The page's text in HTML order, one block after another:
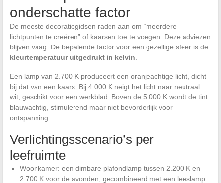
onderschatte factor
De meeste decoratiegidsen raden aan om “meerdere
lichtpunten te creëren” of kaarsen toe te voegen. Deze adviezen
blijven vaag. De bepalende factor voor een gezellige sfeer is de
kleurtemperatuur uitgedrukt in kelvin
Een lamp van 2.700 K produceert een oranjeachtige licht, dicht
bij dat van een kaars. Bij 4.000 K neigt het licht naar neutraal
wit, geschikt voor een werkblad. Boven de 5.000 K wordt de tint
blauwachtig, stimulerend maar niet bevorderlijk voor
ontspanning.
Verlichtingsscenario’s per
leefruimte
Woonkamer: een dimbare plafondlamp tussen 2.200 K en
2.700 K voor de avonden, gecombineerd met een leeslamp